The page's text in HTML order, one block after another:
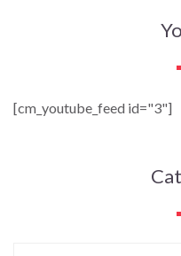
[cm_youtube_feed id="3"]